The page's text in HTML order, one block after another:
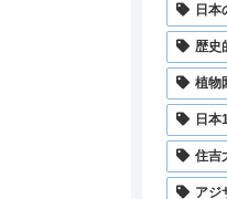
日本
歴史
植物
日本
住吉
アジ